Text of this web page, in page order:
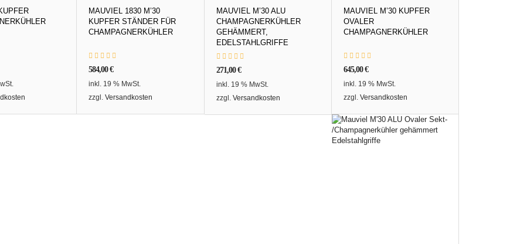
MAUVIEL 1830 M’30
KUPFER STÄNDER FÜR
CHAMPAGNERKÜHLER
584,00€
inkl. 19 % MwSt.
zzgl.Versandkosten
MAUVIEL M’30 ALU
CHAMPAGNERKÜHLER
GEHÄMMERT,
EDELSTAHLGRIFFE
271,00€
inkl. 19 % MwSt.
zzgl. Versandkosten
MAUVIEL M’30 KUPFER
OVALER
CHAMPAGNERKÜHLER
645,00€
inkl. 19 % MwSt.
zzgl. Versandkosten